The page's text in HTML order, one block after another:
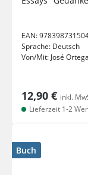
EAN:
Sprache: Deutsch
Von/Mit: José
12,90 € inkl.
Lieferzeit 1-2
Buch